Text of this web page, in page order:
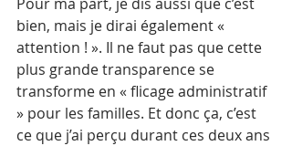
bien, mais je dirai également «
attention ! ». Il ne faut pas que cette
plus grande transparence se
transforme en « flicage administratif
» pour les familles. Et donc ça, c’est
ce que j’ai perçu durant ces deux ans